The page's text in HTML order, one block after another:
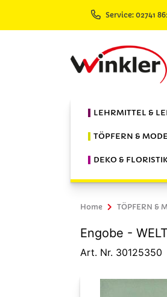
Service: 02741
LEHRMITTEL &
TÖPFERN &
DEKO &
Home TÖPFERN &
Engobe -
Art. Nr. 30125350